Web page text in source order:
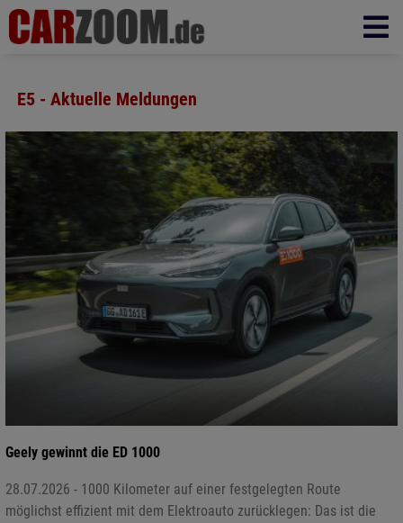
E5 - Aktuelle Meldungen
Geely gewinnt die ED 1000
28.07.2026 - 1000 Kilometer auf einer festgelegten Route
möglichst effizient mit dem Elektroauto zurücklegen: Das ist die